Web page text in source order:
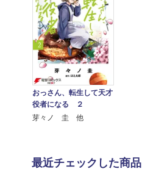
おっさん、転生して天才
役者になる ２
芽々ノ 圭 他
最近チェックした商品